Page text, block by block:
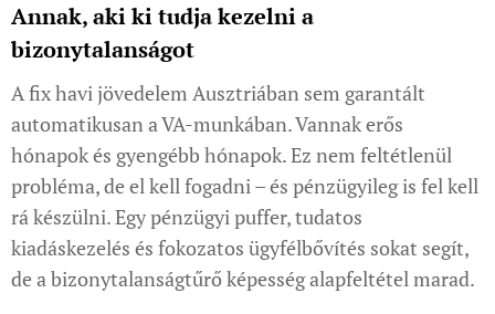
Annak, aki ki tudja kezelni a
bizonytalanságot
A fix havi jövedelem Ausztriában sem garantált
automatikusan a VA-munkában. Vannak erős
hónapok és gyengébb hónapok. Ez nem feltétlenül
probléma, de el kell fogadni – és pénzügyileg is fel kell
rá készülni. Egy pénzügyi puffer, tudatos
kiadáskezelés és fokozatos ügyfélbővítés sokat segít,
de a bizonytalanságtűrő képesség alapfeltétel marad.